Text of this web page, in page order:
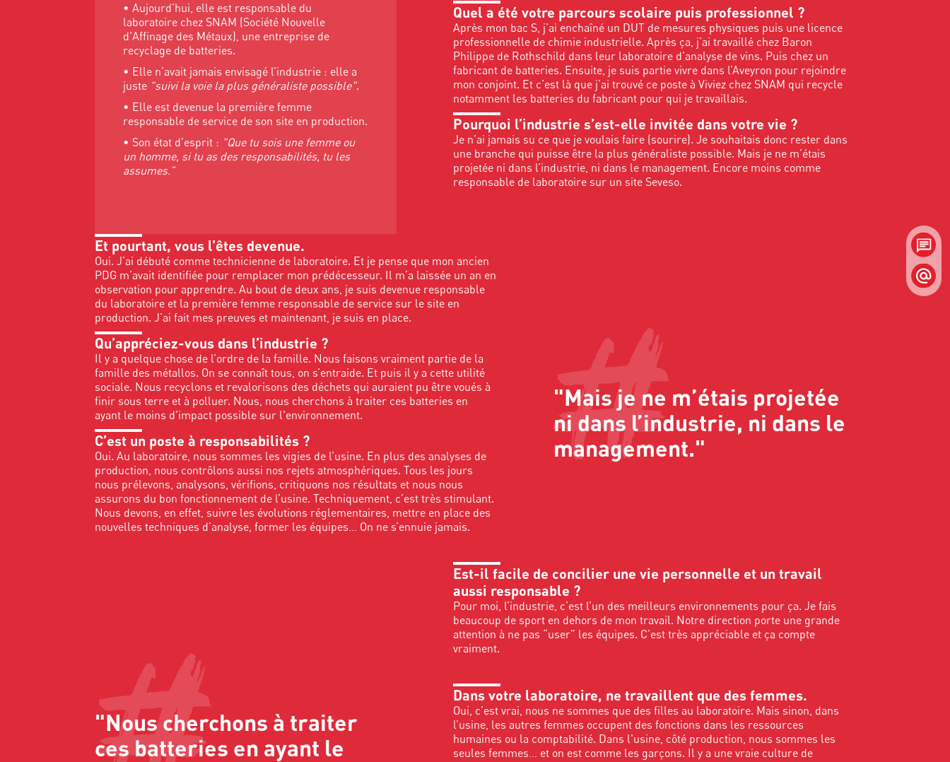
• Aujourd’hui, elle est responsable du
laboratoire chez SNAM (Société Nouvelle
d'Affinage des Métaux), une entreprise de
recyclage de batteries.
• Elle n’avait jamais envisagé l’industrie : elle a
juste "suivi la voie la plus généraliste possible".
• Elle est devenue la première femme
responsable de service de son site en production.
• Son état d’esprit : "Que tu sois une femme ou
un homme, si tu as des responsabilités, tu les
assumes.”
Quel a été votre parcours scolaire puis professionnel ?
Après mon bac S, j’ai enchaîné un DUT de mesures physiques puis une licence
professionnelle de chimie industrielle. Après ça, j’ai travaillé chez Baron
Philippe de Rothschild dans leur laboratoire d'analyse de vins. Puis chez un
fabricant de batteries. Ensuite, je suis partie vivre dans l’Aveyron pour rejoindre
mon conjoint. Et c’est là que j’ai trouvé ce poste à Viviez chez SNAM qui recycle
notamment les batteries du fabricant pour qui je travaillais.
Pourquoi l’industrie s’est-elle invitée dans votre vie ?
Je n’ai jamais su ce que je voulais faire (sourire). Je souhaitais donc rester dans
une branche qui puisse être la plus généraliste possible. Mais je ne m’étais
projetée ni dans l’industrie, ni dans le management. Encore moins comme
responsable de laboratoire sur un site Seveso.
Et pourtant, vous l’êtes devenue.
Oui. J’ai débuté comme technicienne de laboratoire. Et je pense que mon ancien
PDG m’avait identifiée pour remplacer mon prédécesseur. Il m’a laissée un an en
observation pour apprendre. Au bout de deux ans, je suis devenue responsable
du laboratoire et la première femme responsable de service sur le site en
production. J’ai fait mes preuves et maintenant, je suis en place.
Qu’appréciez-vous dans l’industrie ?
Il y a quelque chose de l’ordre de la famille. Nous faisons vraiment partie de la
famille des métallos. On se connaît tous, on s’entraide. Et puis il y a cette utilité
sociale. Nous recyclons et revalorisons des déchets qui auraient pu être voués à
finir sous terre et à polluer. Nous, nous cherchons à traiter ces batteries en
ayant le moins d'impact possible sur l'environnement.
C’est un poste à responsabilités ?
Oui. Au laboratoire, nous sommes les vigies de l’usine. En plus des analyses de
production, nous contrôlons aussi nos rejets atmosphériques. Tous les jours
nous prélevons, analysons, vérifions, critiquons nos résultats et nous nous
assurons du bon fonctionnement de l’usine. Techniquement, c’est très stimulant.
Nous devons, en effet, suivre les évolutions réglementaires, mettre en place des
nouvelles techniques d’analyse, former les équipes… On ne s’ennuie jamais.
"Mais je ne m’étais projetée
ni dans l’industrie, ni dans le
management."
"Nous cherchons à traiter
ces batteries en ayant le
Est-il facile de concilier une vie personnelle et un travail
aussi responsable ?
Pour moi, l’industrie, c’est l’un des meilleurs environnements pour ça. Je fais
beaucoup de sport en dehors de mon travail. Notre direction porte une grande
attention à ne pas “user” les équipes. C’est très appréciable et ça compte
vraiment.
Dans votre laboratoire, ne travaillent que des femmes.
Oui, c’est vrai, nous ne sommes que des filles au laboratoire. Mais sinon, dans
l’usine, les autres femmes occupent des fonctions dans les ressources
humaines ou la comptabilité. Dans l'usine, côté production, nous sommes les
seules femmes… et on est comme les garçons. Il y a une vraie culture de